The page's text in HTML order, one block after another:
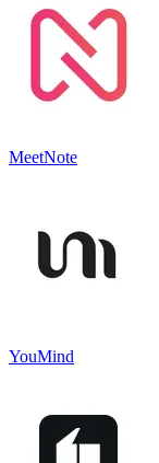
MeetNote
YouMind